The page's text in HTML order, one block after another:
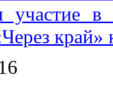
в
край»